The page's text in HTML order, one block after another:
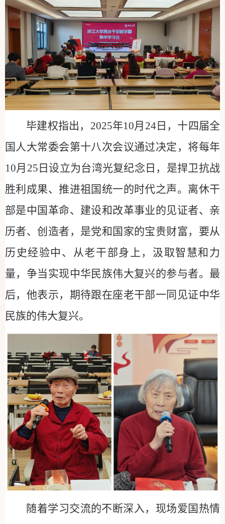
毕建权指出， 2025年10月 24日，十四届全
国人大常委会第十八次会议通过决定，将每年
10月 25 日设立为台湾光复纪念日，是捍卫抗战
胜利成果、推进祖国统一的时代之声。离休干
部是中国革命、建设和改革事业的见证者、亲
历者、创造者，是党和国家的宝贵财富，要从
历史经验中、从老干部身上，汲取智慧和力
量，争当实现中华民族伟大复兴的参与者。最
后，他表示，期待跟在座老干部一同见证中华
民族的伟大复兴。
随着学习交流的不断深入，现场爱国热情